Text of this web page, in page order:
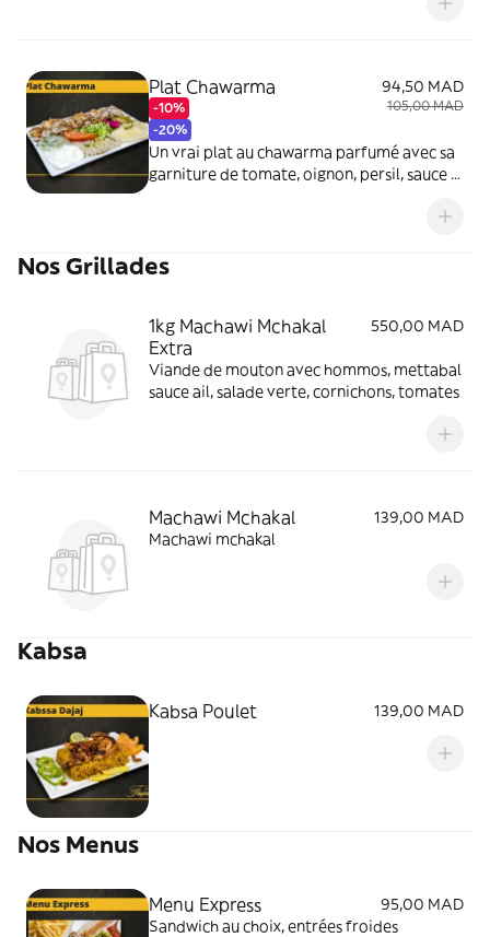
Plat Chawarma
-10%
-20%
94,50 MAD
105,00 MAD
Un vrai plat au chawarma parfumé avec sa
garniture de tomate, oignon, persil, sauce à
Nos Grillades
1kg Machawi Mchakal
Extra
550,00 MAD
Viande de mouton avec hommos, mettabal
sauce ail, salade verte, cornichons, tomates
Machawi Mchakal
139,00 MAD
Machawi mchakal
Kabsa
Kabsa Poulet 139,00 MAD
Nos Menus
Menu Express
95,00 MAD
Sandwich au choix, entrées froides